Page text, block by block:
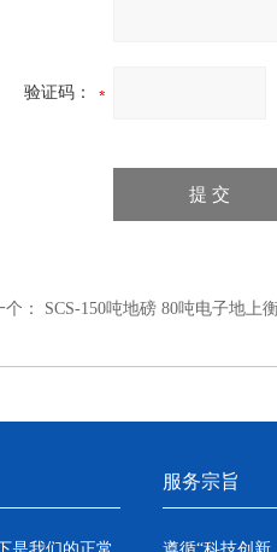
验证码：
： SCS-150吨地磅 80吨电子地上
服务宗旨